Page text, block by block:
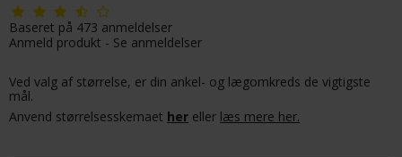
Baseret på 473 anmeldelser
Anmeld produkt - Se anmeldelser
Ved valg af størrelse, er din ankel- og lægomkreds de vigtigste
mål.
Anvend størrelsesskemaet her eller læs mere her.